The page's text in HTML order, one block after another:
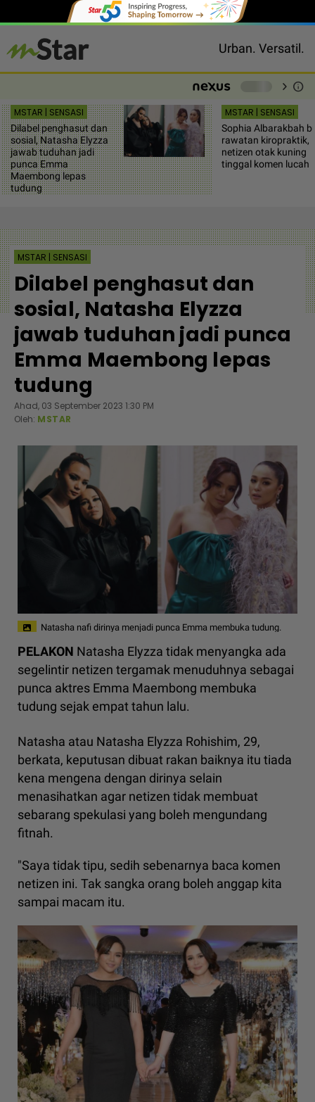
Urban. Versatil.
chevron_right info
MSTAR | SENSASI
Dilabel penghasut dan
sosial, Natasha Elyzza
jawab tuduhan jadi
punca Emma
Maembong lepas
tudung
MSTAR | SENSASI
Sophia Albarakbah
rawatan kiropraktik,
netizen otak kuning
tinggal komen lucah
MSTAR | SENSASI
Dilabel penghasut dan
sosial, Natasha Elyzza
jawab tuduhan jadi punca
Emma Maembong lepas
tudung
Ahad, 03 September 2023 1:30 PM
Oleh: MSTAR
Natasha nafi dirinya menjadi punca Emma membuka tudung.
PELAKON Natasha Elyzza tidak menyangka ada
segelintir netizen tergamak menuduhnya sebagai
punca aktres Emma Maembong membuka
tudung sejak empat tahun lalu.
Natasha atau Natasha Elyzza Rohishim, 29,
berkata, keputusan dibuat rakan baiknya itu tiada
kena mengena dengan dirinya selain
menasihatkan agar netizen tidak membuat
sebarang spekulasi yang boleh mengundang
fitnah.
"Saya tidak tipu, sedih sebenarnya baca komen
netizen ini. Tak sangka orang boleh anggap kita
sampai macam itu.